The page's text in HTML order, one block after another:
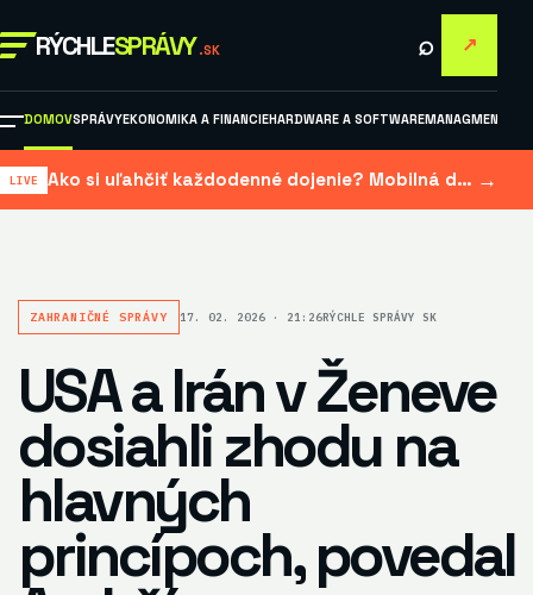
RÝCHLESPRÁVY .SK ⌕ ↗
DOMOVSPRÁVYEKONOMIKA A FINANCIEHARDWARE A SOFTWAREMANAGMENT A
Ako si uľahčiť každodenné dojenie? Mobilná dojačka šetrí čas aj námahu →
ZAHRANIČNÉ SPRÁVY 17. 02. 2026 · 21:26RÝCHLE SPRÁVY SK
USA a Irán v Ženeve
dosiahli zhodu na
hlavných
princípoch, povedal